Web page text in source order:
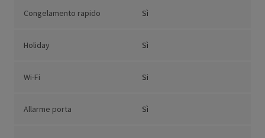
Congelamento rapido Sì
Holiday Sì
Wi-Fi Si
Allarme porta Sì